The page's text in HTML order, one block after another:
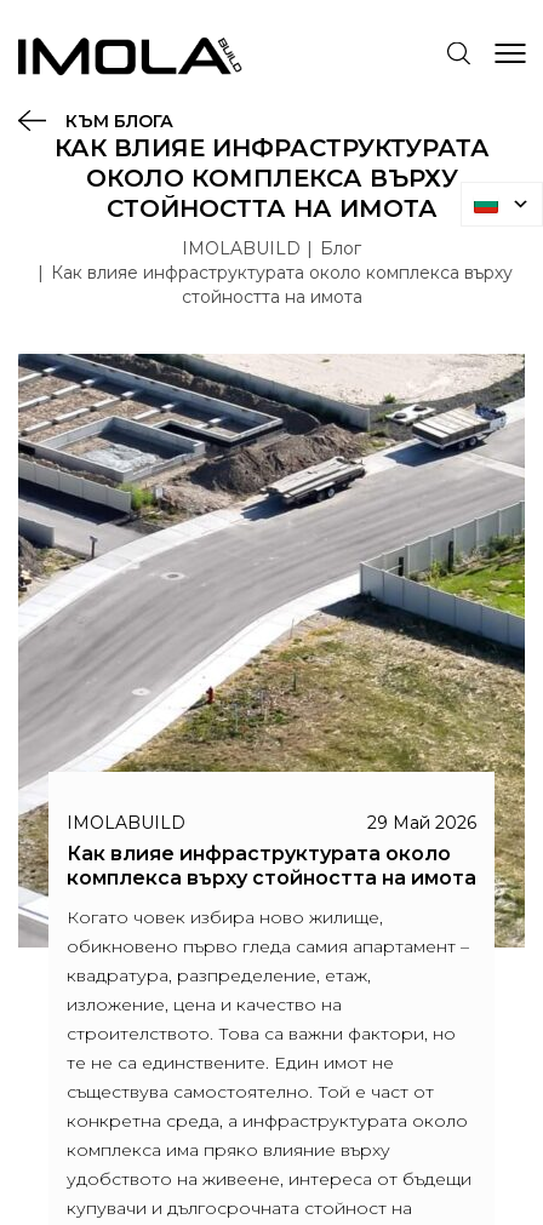
КЪМ БЛОГА
КАК ВЛИЯЕ ИНФРАСТРУКТУРАТА
ОКОЛО КОМПЛЕКСА ВЪРХУ
СТОЙНОСТТА НА ИМОТА
IMOLABUILD
Блог
Как влияе инфраструктурата около комплекса върху
стойността на имота
IMOLABUILD 29 Май 2026
Как влияе инфраструктурата около
комплекса върху стойността на имота
Когато човек избира ново жилище,
обикновено първо гледа самия апартамент –
квадратура, разпределение, етаж,
изложение, цена и качество на
строителството. Това са важни фактори, но
те не са единствените. Един имот не
съществува самостоятелно. Той е част от
конкретна среда, а инфраструктурата около
комплекса има пряко влияние върху
удобството на живеене, интереса от бъдещи
купувачи и дългосрочната стойност на